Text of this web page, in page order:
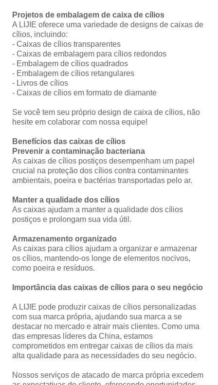
Projetos de embalagem de caixa de cílios
A LIJIE oferece uma variedade de designs de caixas de
cílios, incluindo:
- Caixas de cílios transparentes
- Caixas de embalagem para cílios redondos
- Embalagem de cílios quadrados
- Embalagem de cílios retangulares
- Livros de cílios
- Caixas de cílios em formato de diamante
Se você tem seu próprio design de caixa de cílios, não
hesite em colaborar com nossa equipe!
Benefícios das caixas de cílios
Prevenir a contaminação bacteriana
As caixas de cílios postiços desempenham um papel
crucial na proteção dos cílios contra contaminantes
ambientais, poeira e bactérias transportadas pelo ar.
Manter a qualidade dos cílios
As caixas ajudam a manter a qualidade dos cílios
postiços e prolongam sua vida útil.
Armazenamento organizado
As caixas para cílios ajudam a organizar e armazenar
os cílios, mantendo-os longe de elementos nocivos,
como poeira e resíduos.
Importância das caixas de cílios para o seu negócio
A LIJIE pode produzir caixas de cílios personalizadas
com sua marca própria, ajudando sua marca a se
destacar no mercado e atrair mais clientes. Como uma
das empresas líderes da China, estamos
comprometidos em entregar caixas de cílios da mais
alta qualidade para as necessidades do seu negócio.
Nossos serviços de atacado de marca própria excedem